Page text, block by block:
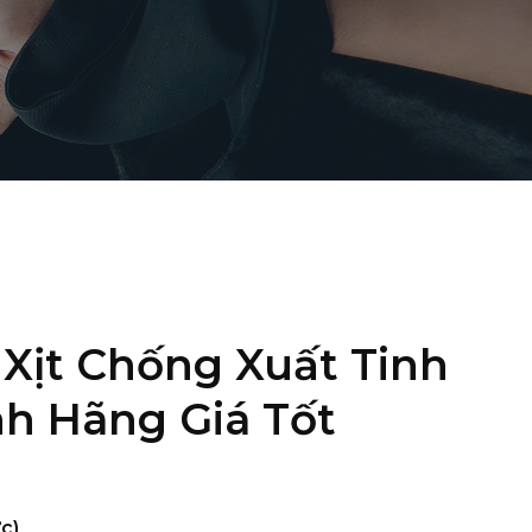
Chống Xuất Tinh
Hãng Giá Tốt